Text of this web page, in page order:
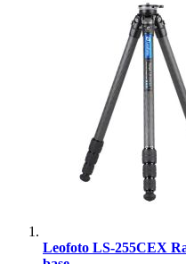
Leofoto LS-255CEX